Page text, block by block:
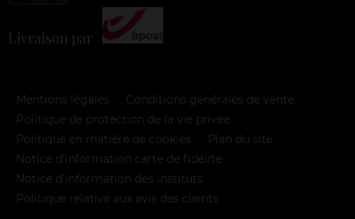
Livraison par
Mentions légales
Conditions générales de vente
Politique de protection de la vie privée
Politique en matière de cookies
Plan du site
Notice d'information carte de fidélité
Notice d’information des instituts
Politique relative aux avis des clients